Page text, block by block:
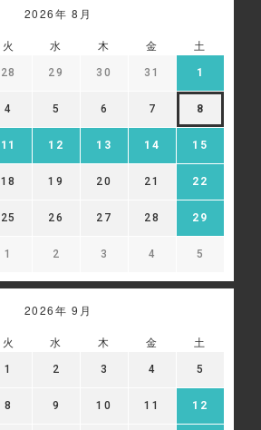
2026年 8月
火 水 木 金 土
28 29 30 31 1
4 5 6 7 8
11 12 13 14 15
18 19 20 21 22
25 26 27 28 29
1 2 3 4 5
2026年 9月
火 水 木 金 土
1 2 3 4 5
8 9 10 11 12